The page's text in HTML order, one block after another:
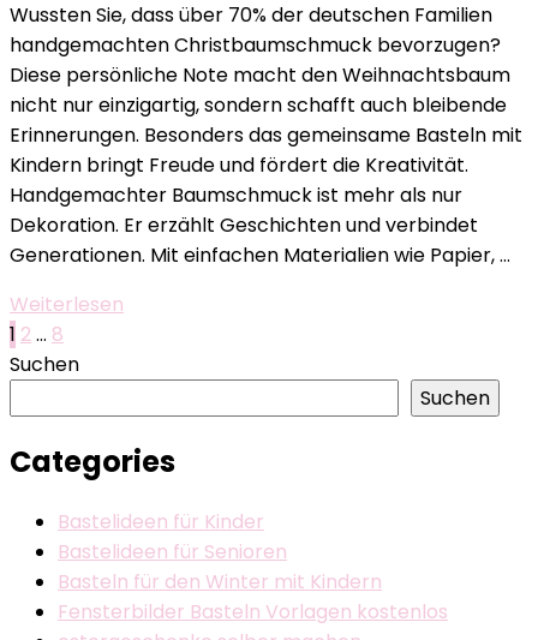
mit
Kindern
basteln:
Basteltipps
Wussten Sie, dass über 70% der deutschen Familien
handgemachten Christbaumschmuck bevorzugen?
Diese persönliche Note macht den Weihnachtsbaum
nicht nur einzigartig, sondern schafft auch bleibende
Erinnerungen. Besonders das gemeinsame Basteln mit
Kindern bringt Freude und fördert die Kreativität.
Handgemachter Baumschmuck ist mehr als nur
Dekoration. Er erzählt Geschichten und verbindet
Generationen. Mit einfachen Materialien wie Papier, …
Weiterlesen
Seitennummerierung
der
Beiträge
Seite
1 Seite
2… Seite
8
Suchen
Suchen
Categories
Bastelideen für Kinder
Bastelideen für Senioren
Basteln für den Winter mit Kindern
Fensterbilder Basteln Vorlagen kostenlos